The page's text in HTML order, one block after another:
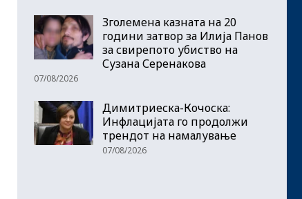
Зголемена казната на 20
години затвор за Илија Панов
за свирепото убиство на
Сузана Серенакова
07/08/2026
Димитриеска-Кочоска:
Инфлацијата го продолжи
трендот на намалување
07/08/2026